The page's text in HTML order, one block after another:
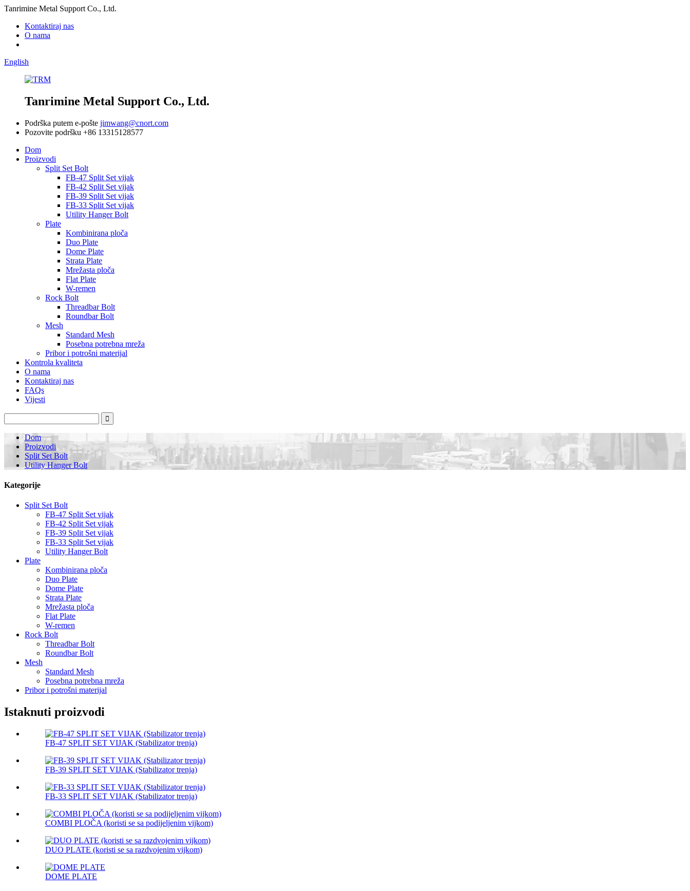
Tanrimine Metal Support Co., Ltd.
Kontaktiraj nas
O nama
English
Tanrimine Metal Support Co., Ltd.
Podrška putem e-pošte jimwang@cnort.com
Pozovite podršku +86 13315128577
Dom
Proizvodi
Split Set Bolt
FB-47 Split Set vijak
FB-42 Split Set vijak
FB-39 Split Set vijak
FB-33 Split Set vijak
Utility Hanger Bolt
Plate
Kombinirana ploča
Duo Plate
Dome Plate
Strata Plate
Mrežasta ploča
Flat Plate
W-remen
Rock Bolt
Threadbar Bolt
Roundbar Bolt
Mesh
Standard Mesh
Posebna potrebna mreža
Pribor i potrošni materijal
Kontrola kvaliteta
O nama
Kontaktiraj nas
FAQs
Vijesti
Dom
Proizvodi
Split Set Bolt
Utility Hanger Bolt
Kategorije
Split Set Bolt
FB-47 Split Set vijak
FB-42 Split Set vijak
FB-39 Split Set vijak
FB-33 Split Set vijak
Utility Hanger Bolt
Plate
Kombinirana ploča
Duo Plate
Dome Plate
Strata Plate
Mrežasta ploča
Flat Plate
W-remen
Rock Bolt
Threadbar Bolt
Roundbar Bolt
Mesh
Standard Mesh
Posebna potrebna mreža
Pribor i potrošni materijal
Istaknuti proizvodi
FB-47 SPLIT SET VIJAK (Stabilizator trenja)
FB-39 SPLIT SET VIJAK (Stabilizator trenja)
FB-33 SPLIT SET VIJAK (Stabilizator trenja)
COMBI PLOČA (koristi se sa podijeljenim vijkom)
DUO PLATE (koristi se sa razdvojenim vijkom)
DOME PLATE